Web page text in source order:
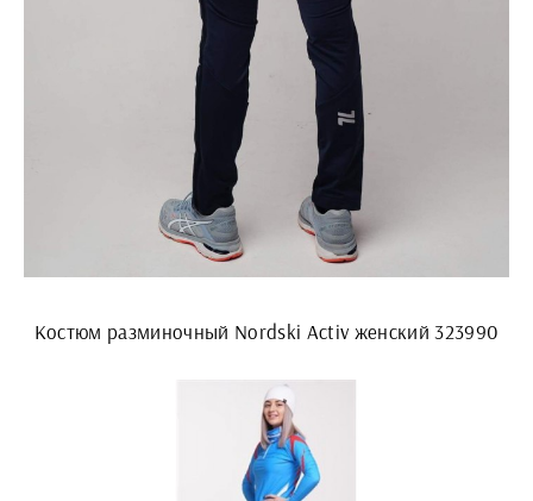
Костюм разминочный Nordski Activ женский 323990